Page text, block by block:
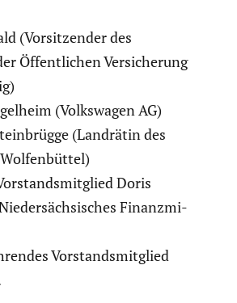
(Vorsit­zender des
Öffent­li­chen Versi­che­rung
(Volks­wagen AG)
(Landrätin des
Doris
Finanz­mi­
Vorstands­mit­glied